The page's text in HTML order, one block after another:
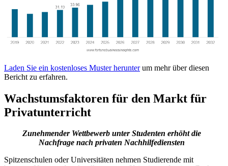
Laden Sie ein kostenloses Muster herunterum mehr über diesen
Bericht zu erfahren.
Wachstumsfaktoren für den Markt für
Privatunterricht
Zunehmender Wettbewerb unter Studenten erhöht die
Nachfrage nach privaten Nachhilfediensten
Spitzenschulen oder Universitäten nehmen Studierende mit